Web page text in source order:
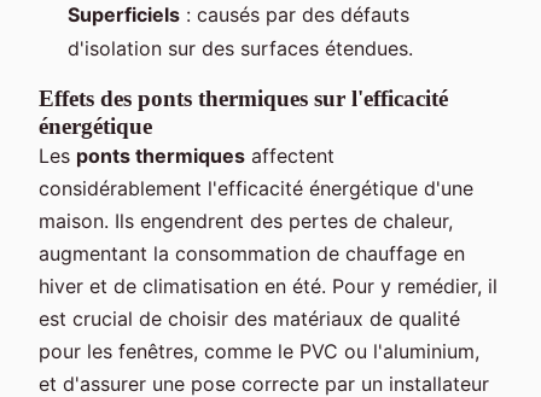
Superficiels : causés par des défauts
d'isolation sur des surfaces étendues.
Effets des ponts thermiques sur l'efficacité
énergétique
Les ponts thermiques affectent
considérablement l'efficacité énergétique d'une
maison. Ils engendrent des pertes de chaleur,
augmentant la consommation de chauffage en
hiver et de climatisation en été. Pour y remédier, il
est crucial de choisir des matériaux de qualité
pour les fenêtres, comme le PVC ou l'aluminium,
et d'assurer une pose correcte par un installateur